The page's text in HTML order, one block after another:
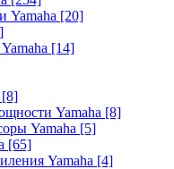
Yamaha [20]
[14]
[8]
Yamaha [8]
Yamaha [5]
[65]
Yamaha [4]